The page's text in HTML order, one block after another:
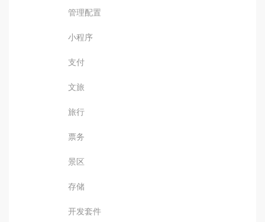
管理配置
小程序
支付
文旅
旅行
票务
景区
存储
开发套件